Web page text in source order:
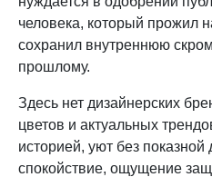
человека, который прожил
сохранил внутреннюю
прошлому.
Здесь нет дизайнерских
цветов и актуальных
историей, уют без показной
спокойствие, ощущение